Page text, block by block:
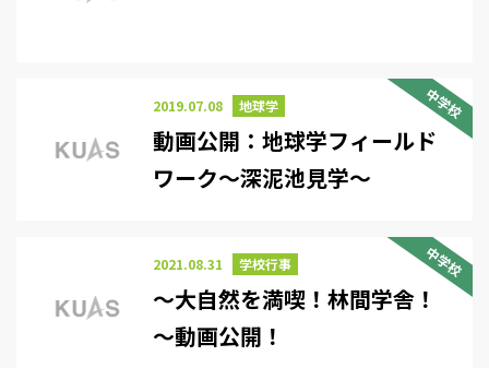
中学校
2019.07.08 地球学
動画公開：地球学フィールド
ワーク～深泥池見学～
中学校
2021.08.31 学校行事
～大自然を満喫！林間学舎！
～動画公開！